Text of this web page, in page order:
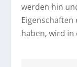
werden hin
haben, wird